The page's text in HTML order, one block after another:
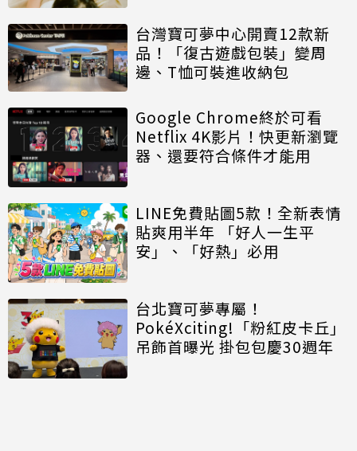
台灣寶可夢中心開賣12款新
品！「復古遊戲包裝」變周
邊、T恤可裝進收納包
Google Chrome終於可看
Netflix 4K影片！快更新瀏覽
器、還要符合條件才能用
LINE免費貼圖5款！全新表情
貼爽用半年 「好人一生平
安」、「好熱」必用
台北寶可夢專屬！
PokéXciting!「粉紅皮卡丘」
吊飾首曝光 掛包包慶30週年